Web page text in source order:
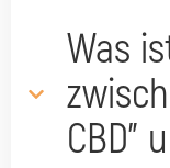
Was
CBD"